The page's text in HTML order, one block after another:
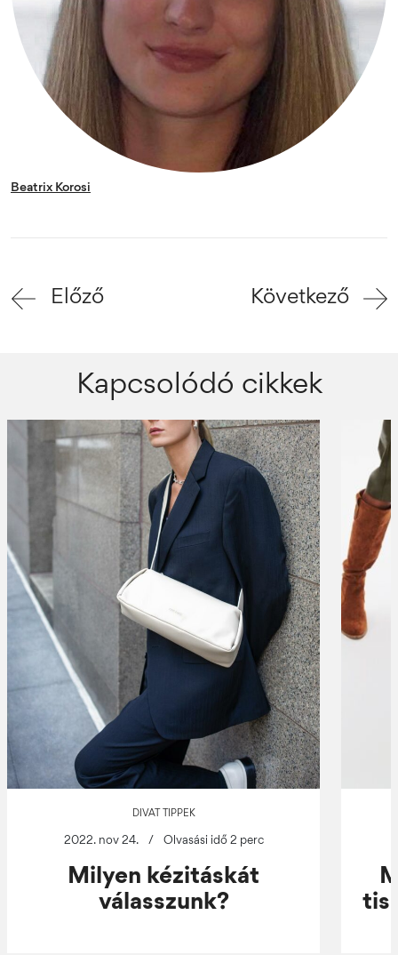
Beatrix Korosi
Előző Következő
Kapcsolódó cikkek
DIVAT TIPPEK
2022. nov 24. / Olvasási idő 2 perc
Milyen kézitáskát
válasszunk?